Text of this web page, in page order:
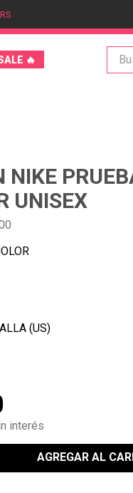
🔥
NIKE
UNISEX
interés
AGREGAR AL